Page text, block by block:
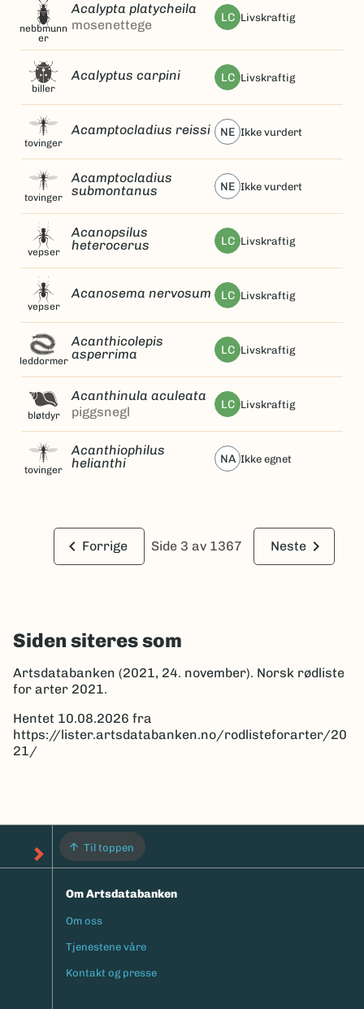
nebbmunn
er
Acalypta platycheila
mosenettege
LC livskraftig
biller
Acalyptus carpini LC livskraftig
tovinger
Acamptocladius reissi NE ikke vurdert
tovinger
Acamptocladius
submontanus
NE ikke vurdert
vepser
Acanopsilus
heterocerus
LC livskraftig
vepser
Acanosema nervosum LC livskraftig
leddormer
Acanthicolepis
asperrima
LC livskraftig
bløtdyr
Acanthinula aculeata
piggsnegl
LC livskraftig
tovinger
Acanthiophilus
helianthi
NA ikke egnet
keyboard_arrow_left Forrige Side 3 av 1367 Neste keyboard_arrow_right
Siden siteres som
Artsdatabanken (2021, 24. november). Norsk rødliste
for arter 2021.
Hentet 10.08.2026 fra
https://lister.artsdatabanken.no/rodlisteforarter/20
21/
Til toppen
Om Artsdatabanken
Footermeny
Om oss
Tjenestene våre
Kontakt og presse